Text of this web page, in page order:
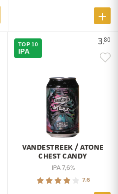
3.80
TOP 10
IPA
VANDESTREEK / ATONE
CHEST CANDY
IPA 7,6%
7.6